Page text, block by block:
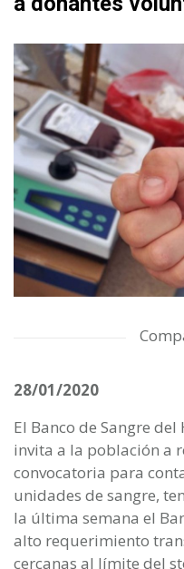
28/01/2020
El Banco de Sangre
invita a la población a
convocatoria para
unidades de sangre,
la última semana el
alto requerimiento
cercanas al límite del